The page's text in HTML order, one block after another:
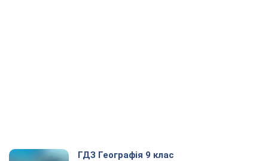
ГДЗ Географія 9 клас